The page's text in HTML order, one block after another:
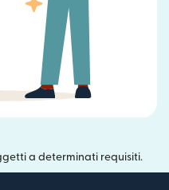
a determinati requisiti.